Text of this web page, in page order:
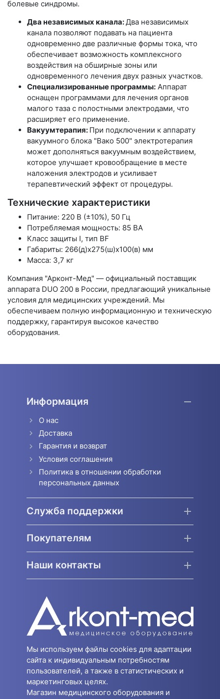
болевые синдромы.
Два независимых канала:Два независимых
канала позволяют подавать на пациента
одновременно две различные формы тока, что
обеспечивает возможность комплексного
воздействия на обширные зоны или
одновременного лечения двух разных участков.
Специализированные программы: Аппарат
оснащен программами для лечения органов
малого таза с полостными электродами, что
расширяет его применение.
Вакуумтерапия: При подключении к аппарату
вакуумного блока "Вако 500" электротерапия
может дополняться вакуумным воздействием,
которое улучшает кровообращение в месте
наложения электродов и усиливает
терапевтический эффект от процедуры.
Технические характеристики
Питание: 220 В (±10%), 50 Гц
Потребляемая мощность: 85 ВА
Класс защиты I, тип BF
Габариты: 266(д)х275(ш)х100(в) мм
Масса: 3,7 кг
Компания "Арконт-Мед" — официальный поставщик
аппарата DUO 200 в России, предлагающий уникальные
условия для медицинских учреждений. Мы
обеспечиваем полную информационную и техническую
поддержку, гарантируя высокое качество
оборудования.
Информация
О нас
Доставка
Гарантия и возврат
Условия соглашения
Политика в отношении обработки
персональных данных
Служба поддержки
Покупателям
Наши контакты
Мы используем файлы cookies для адаптации
сайта к индивидуальным потребностям
пользователей, а также в статистических и
маркетинговых целях.
Магазин медицинского оборудования и